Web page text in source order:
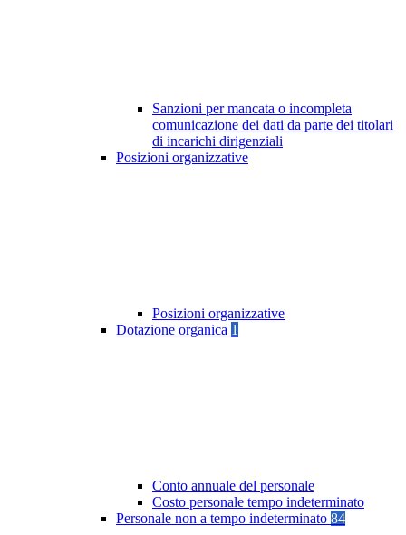
Sanzioni per mancata o incompleta
comunicazione dei dati da parte dei titolari
di incarichi dirigenziali
Posizioni organizzative
Posizioni organizzative
Dotazione organica 1
Conto annuale del personale
Costo personale tempo indeterminato
Personale non a tempo indeterminato 84